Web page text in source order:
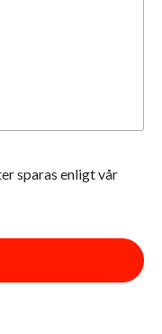
sparas enligt vår